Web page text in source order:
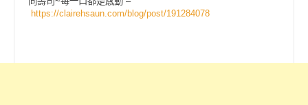
https://clairehsaun.com/blog/post/191284078